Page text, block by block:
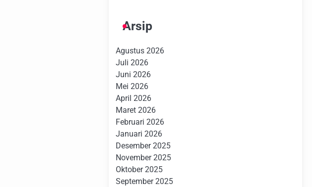
Arsip
Agustus 2026
Juli 2026
Juni 2026
Mei 2026
April 2026
Maret 2026
Februari 2026
Januari 2026
Desember 2025
November 2025
Oktober 2025
September 2025